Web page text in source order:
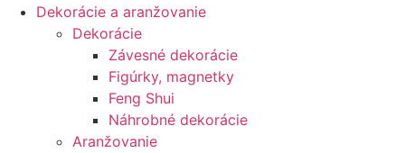
Dekorácie a aranžovanie
Dekorácie
Závesné dekorácie
Figúrky, magnetky
Feng Shui
Náhrobné dekorácie
Aranžovanie